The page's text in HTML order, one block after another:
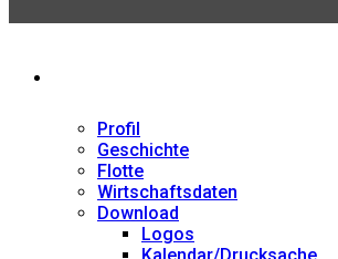
Profil
Geschichte
Flotte
Wirtschaftsdaten
Download
Logos